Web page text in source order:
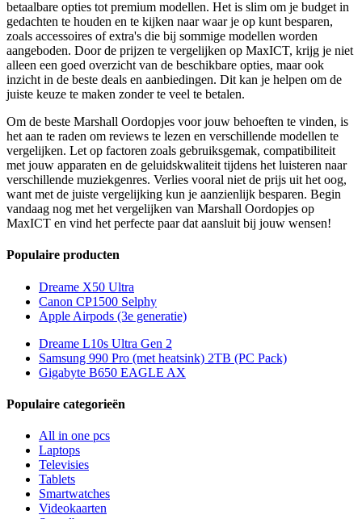
betaalbare opties tot premium modellen. Het is slim om je budget in
gedachten te houden en te kijken naar waar je op kunt besparen,
zoals accessoires of extra's die bij sommige modellen worden
aangeboden. Door de prijzen te vergelijken op MaxICT, krijg je niet
alleen een goed overzicht van de beschikbare opties, maar ook
inzicht in de beste deals en aanbiedingen. Dit kan je helpen om de
juiste keuze te maken zonder te veel te betalen.
Om de beste Marshall Oordopjes voor jouw behoeften te vinden, is
het aan te raden om reviews te lezen en verschillende modellen te
vergelijken. Let op factoren zoals gebruiksgemak, compatibiliteit
met jouw apparaten en de geluidskwaliteit tijdens het luisteren naar
verschillende muziekgenres. Verlies vooral niet de prijs uit het oog,
want met de juiste vergelijking kun je aanzienlijk besparen. Begin
vandaag nog met het vergelijken van Marshall Oordopjes op
MaxICT en vind het perfecte paar dat aansluit bij jouw wensen!
Populaire producten
Dreame X50 Ultra
Canon CP1500 Selphy
Apple Airpods (3e generatie)
Dreame L10s Ultra Gen 2
Samsung 990 Pro (met heatsink) 2TB (PC Pack)
Gigabyte B650 EAGLE AX
Populaire categorieën
All in one pcs
Laptops
Televisies
Tablets
Smartwatches
Videokaarten